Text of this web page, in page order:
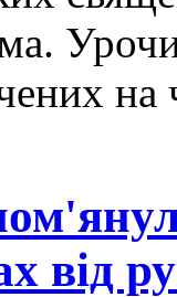
на
від